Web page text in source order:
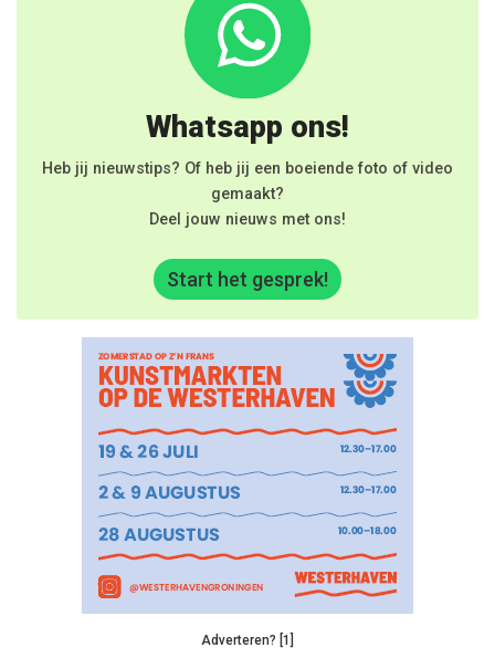
Whatsapp ons!
Heb jij nieuwstips? Of heb jij een boeiende foto of video
gemaakt?
Deel jouw nieuws met ons!
Start het gesprek!
Adverteren? [1]